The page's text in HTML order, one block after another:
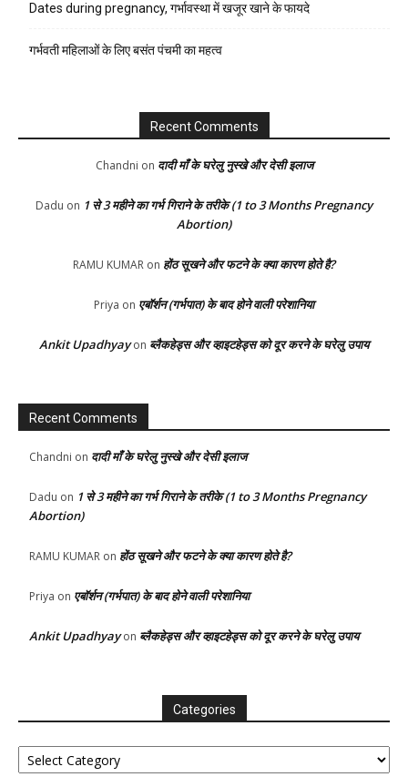
Dates during pregnancy, गर्भावस्था में खजूर खाने के फायदे
गर्भवती महिलाओं के लिए बसंत पंचमी का महत्व
Recent Comments
Chandni on दादी माँ के घरेलु नुस्खे और देसी इलाज
Dadu on 1 से 3 महीने का गर्भ गिराने के तरीके (1 to 3 Months Pregnancy
Abortion)
RAMU KUMAR on होंठ सूखने और फटने के क्या कारण होते है?
Priya on एबॉर्शन (गर्भपात) के बाद होने वाली परेशानिया
Ankit Upadhyayon ब्लैकहेड्स और व्हाइटहेड्स को दूर करने के घरेलु उपाय
Recent Comments
Chandni on दादी माँ के घरेलु नुस्खे और देसी इलाज
Dadu on 1 से 3 महीने का गर्भ गिराने के तरीके (1 to 3 Months Pregnancy
Abortion)
RAMU KUMAR on होंठ सूखने और फटने के क्या कारण होते है?
Priya on एबॉर्शन (गर्भपात) के बाद होने वाली परेशानिया
Ankit Upadhyayon ब्लैकहेड्स और व्हाइटहेड्स को दूर करने के घरेलु उपाय
Categories
Categories